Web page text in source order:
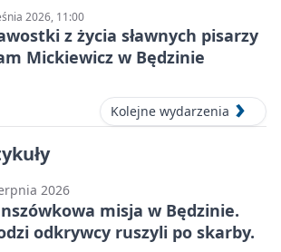
2026, 11:00
z życia sławnych pisarzy
Mickiewicz w Będzinie
Kolejne wydarzenia
2026
misja w Będzinie.
odkrywcy ruszyli po skarby.